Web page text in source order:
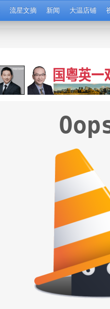
流星文摘 新闻 大温店铺